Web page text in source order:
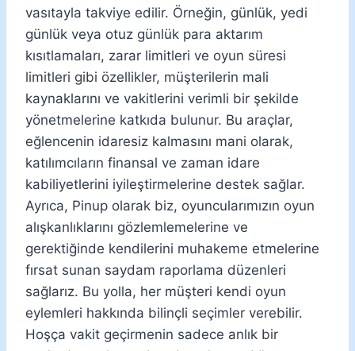
vasıtayla takviye edilir. Örneğin, günlük, yedi
günlük veya otuz günlük para aktarım
kısıtlamaları, zarar limitleri ve oyun süresi
limitleri gibi özellikler, müşterilerin mali
kaynaklarını ve vakitlerini verimli bir şekilde
yönetmelerine katkıda bulunur. Bu araçlar,
eğlencenin idaresiz kalmasını mani olarak,
katılımcıların finansal ve zaman idare
kabiliyetlerini iyileştirmelerine destek sağlar.
Ayrıca, Pinup olarak biz, oyuncularımızın oyun
alışkanlıklarını gözlemlemelerine ve
gerektiğinde kendilerini muhakeme etmelerine
fırsat sunan saydam raporlama düzenleri
sağlarız. Bu yolla, her müşteri kendi oyun
eylemleri hakkında bilinçli seçimler verebilir.
Hoşça vakit geçirmenin sadece anlık bir